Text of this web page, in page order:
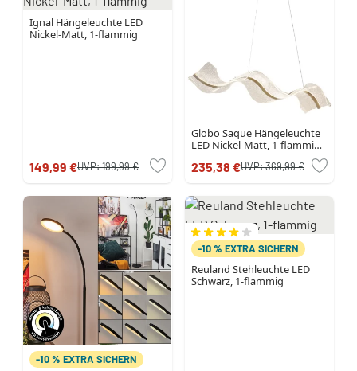
Ignal Hängeleuchte LED
Nickel-Matt, 1-flammig
149,99 €UVP:199,99 €
Globo Saque Hängeleuchte
LED Nickel-Matt, 1-flammig,
235,38 €UVP:369,99 €
-10 % EXTRA SICHERN
-10 % EXTRA SICHERN
Reuland Stehleuchte LED
Schwarz, 1-flammig